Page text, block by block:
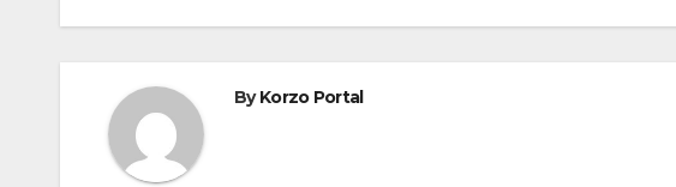
ByKorzo Portal